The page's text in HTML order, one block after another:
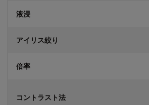
液浸
アイリス絞り
倍率
コントラスト法